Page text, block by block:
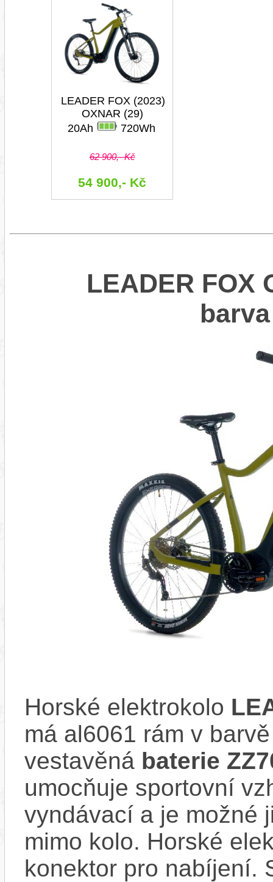
LEADER FOX (2023)
OXNAR (29)
20Ah
720Wh
62 900,- Kč
54 900,- Kč
LEADER FOX
Horské elektrokolo
má al6061 rám v
vestavěná baterie
umocňuje sportovní
vyndávací a je možné
mimo kolo. Horské
konektor pro nabíjení.